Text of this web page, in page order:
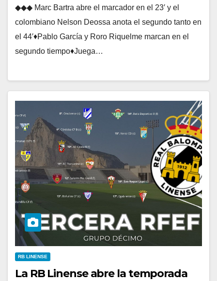
◆◆◆ Marc Bartra abre el marcador en el 23′ y el
colombiano Nelson Deossa anota el segundo tanto en
el 44′♦Pablo García y Roro Riquelme marcan en el
segundo tiempo♦Juega…
RB LINENSE
La RB Linense abre la temporada